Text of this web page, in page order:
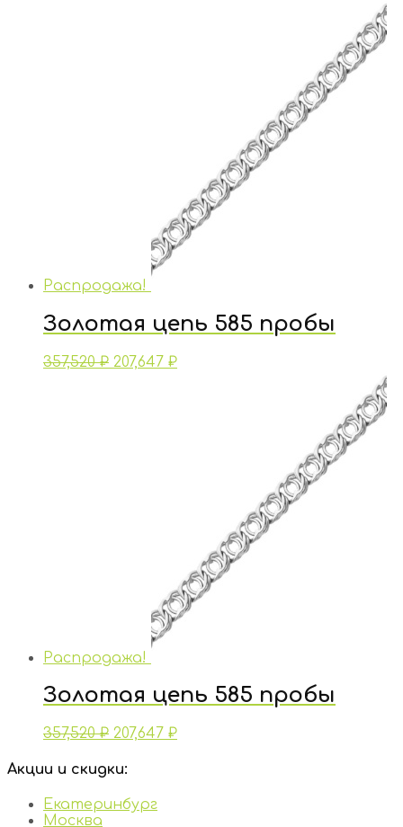
Распродажа!
Золотая цепь 585 пробы
357,520₽ 207,647 ₽
Распродажа!
Золотая цепь 585 пробы
357,520₽ 207,647 ₽
Акции и скидки:
Екатеринбург
Москва